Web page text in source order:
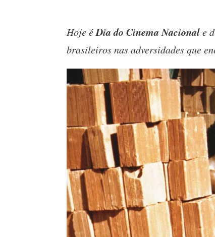
Hoje éDia do Cinema Nacionale
brasileiros nas adversidades que